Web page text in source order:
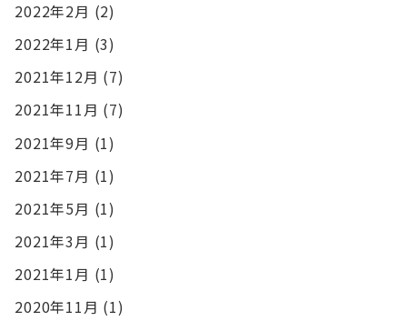
2022年2月 (2)
2022年1月 (3)
2021年12月 (7)
2021年11月 (7)
2021年9月 (1)
2021年7月 (1)
2021年5月 (1)
2021年3月 (1)
2021年1月 (1)
2020年11月 (1)